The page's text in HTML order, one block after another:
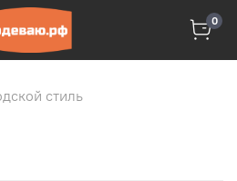
0
стиль